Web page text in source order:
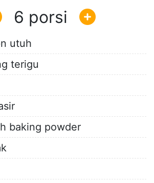
6
utuh
terigu
baking powder